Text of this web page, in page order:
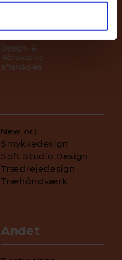
New Art
Smykkedesign
Soft Studio Design
Trædrejedesign
Træhåndværk
Andet